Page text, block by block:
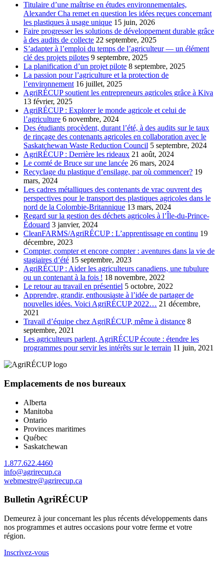
Titulaire d’une maîtrise en études environnementales,
Alexander Cha remet en question les idées reçues concernant
les plastiques à usage unique 15 juin, 2026
Faire progresser les solutions de développement durable grâce
à des audits de collecte 22 septembre, 2025
S’adapter à l’emploi du temps de l’agriculteur — un élément
clé des projets pilotes 9 septembre, 2025
La planification d’un projet pilote 8 septembre, 2025
La passion pour l’agriculture et la protection de
l’environnement 16 juillet, 2025
AgriRÉCUP soutient les entrepreneurs agricoles grâce à Kiva
13 février, 2025
AgriRÉCUP : Explorer le monde agricole et celui de
l’agriculture 6 novembre, 2024
Des étudiants procèdent, durant l’été, à des audits sur le taux
de rinçage des contenants agricoles en collaboration avec le
Saskatchewan Waste Reduction Council 5 septembre, 2024
AgriRÉCUP : Derrière les rideaux 21 août, 2024
Le comté de Bruce sur une lancée 26 mars, 2024
Recyclage du plastique d’ensilage, par où commencer? 19
mars, 2024
Les cadres métalliques des contenants de vrac ouvrent des
perspectives pour le transport des plastiques agricoles dans le
nord de la Colombie-Britannique 13 mars, 2024
Regard sur la gestion des déchets agricoles à l’Île-du-Prince-
Édouard 3 janvier, 2024
CleanFARMS/AgriRÉCUP : L’apprentissage en continu 19
décembre, 2023
Compter, compter et encore compter : aventures dans la vie de
stagiaires d’été 15 septembre, 2023
AgriRÉCUP : Aider les agriculteurs canadiens, une tubulure
ou un contenant à la fois ! 18 novembre, 2022
Le retour au travail en présentiel 5 octobre, 2022
Apprendre, grandir, enthousiaste à l’idée de partager de
nouvelles idées. Voici AgriRÉCUP 2022… 21 décembre,
2021
Travail d’équipe chez AgriRÉCUP, même à distance 8
septembre, 2021
Les agriculteurs parlent, AgriRÉCUP écoute : étendre les
programmes pour servir les intérêts sur le terrain 11 juin, 2021
Emplacements de nos bureaux
Alberta
Manitoba
Ontario
Provinces maritimes
Québec
Saskatchewan
1.877.622.4460
info@agrirecup.ca
webmestre@agrirecup.ca
Bulletin AgriRÉCUP
Demeurez à jour concernant les plus récents développements dans
nos programmes et autres occasions pour votre ferme et votre
région.
Inscrivez-vous